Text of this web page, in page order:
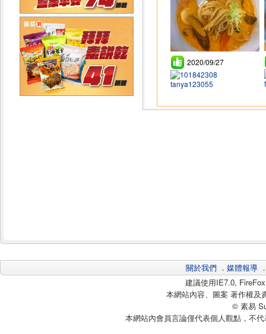
2020/09/27
tanya123055
關於我們 ． 媒體報導
建議使用IE7.0,
本網站內容、圖案 著作權及
© 素易
本網站內會員言論僅代表個人觀點，不